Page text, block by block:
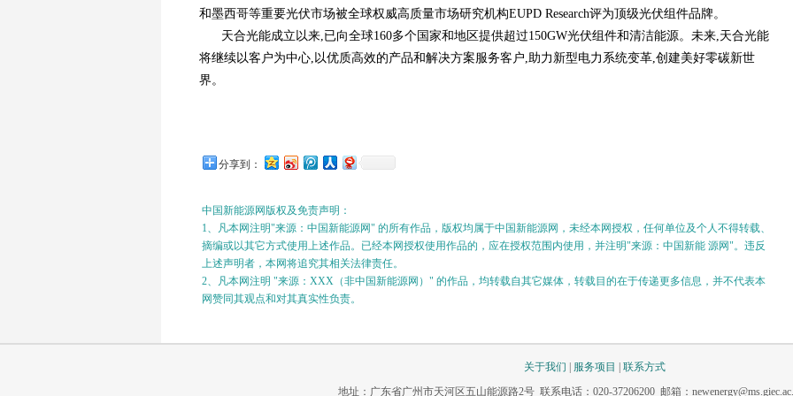
和墨西哥等重要光伏市场被全球权威高质量市场研究机构EUPD Research评为顶级光伏组件品牌。
天合光能成立以来,已向全球160多个国家和地区提供超过150GW光伏组件和清洁能源。未来,天合光能
将继续以客户为中心,以优质高效的产品和解决方案服务客户,助力新型电力系统变革,创建美好零碳新世
界。
分享到：
中国新能源网版权及免责声明：
1、凡本网注明"来源：中国新能源网" 的所有作品，版权均属于中国新能源网，未经本网授权，任何单位及个人不得转载、
摘编或以其它方式使用上述作品。已经本网授权使用作品的，应在授权范围内使用，并注明"来源：中国新能 源网"。违反
上述声明者，本网将追究其相关法律责任。
2、凡本网注明 "来源：XXX（非中国新能源网）" 的作品，均转载自其它媒体，转载目的在于传递更多信息，并不代表本
网赞同其观点和对其真实性负责。
关于我们 服务项目
联系方式
地址：广东省广州市天河区五山能源路2号 联系电话：020-37206200 邮箱：